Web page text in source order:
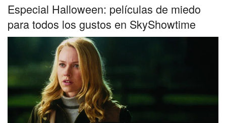
Especial Halloween: películas de miedo
para todos los gustos en SkyShowtime